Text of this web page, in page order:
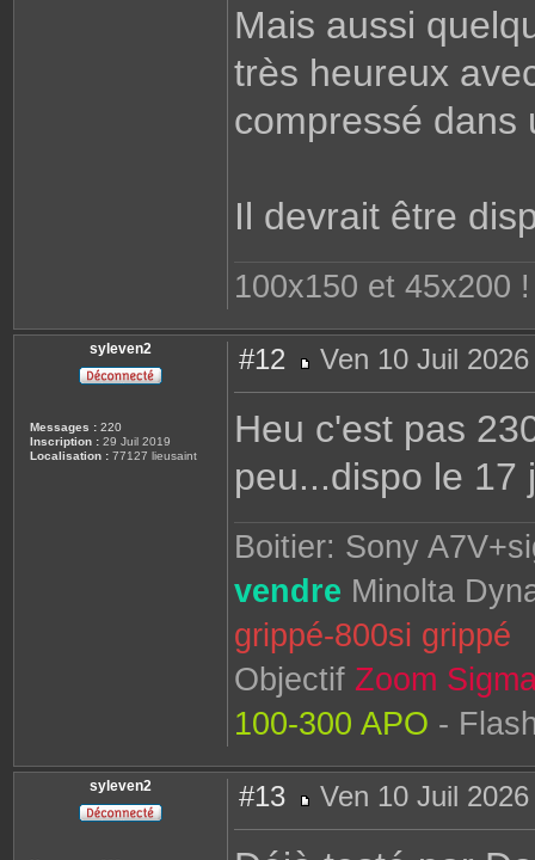
Mais aussi
très heureux
compressé dans
Il devrait être
100x150 et 45x200
syleven2
Messages : 220
Inscription : 29 Juil 2019
Localisation : 77127 lieusaint
#12
e
a
Ven 10 Juil
Heu c'est pas
peu...dispo le 17
Boitier: Sony
vendre Minolta
grippé-800si grippé
Objectif Zoom
100-300 APO -
syleven2 #13
e
Ven 10 Juil